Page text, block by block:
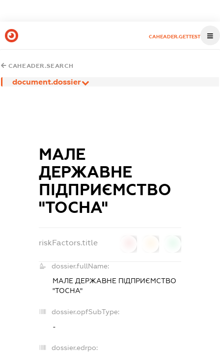
CAHEADER.GETTEST
CAHEADER.SEARCH
document.dossier
МАЛЕ
ДЕРЖАВНЕ
ПІДПРИЄМСТВО
"ТОСНА"
riskFactors.title
dossier.fullName:
МАЛЕ ДЕРЖАВНЕ ПІДПРИЄМСТВО
"ТОСНА"
dossier.opfSubType:
-
dossier.edrpo: